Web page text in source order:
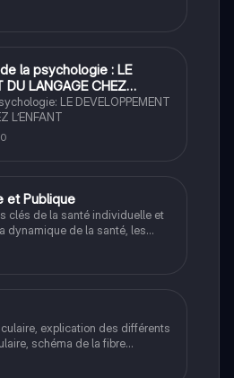
la psychologie : LE
DU LANGAGE CHEZ
LE DEVELOPPEMENT
L’ENFANT
0
et Publique
clés de la santé individuelle et
dynamique de la santé, les
santé globale, et les mesures
aborde les interactions
préserver la santé. Type de
explication des différents
schéma de la fibre
strié